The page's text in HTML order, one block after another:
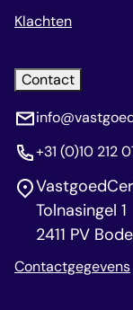
Klachten
Contact
+31 (0)10 212
Tolnasingel 1
2411 PV
Contactgegevens